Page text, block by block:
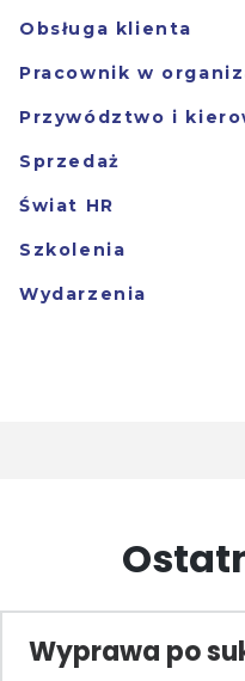
Obsługa klienta
Pracownik w
Przywództwo i
Sprzedaż
Świat HR
Szkolenia
Wydarzenia
Wyprawa po